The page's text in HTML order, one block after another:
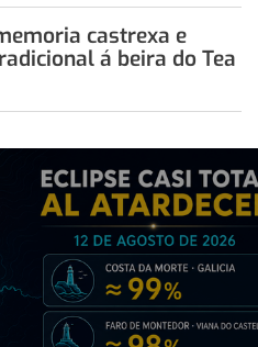
castrexa e
á beira do Tea